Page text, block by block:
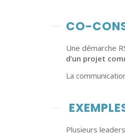
CO-
Une démarche
d’un projet
La
Plusieurs